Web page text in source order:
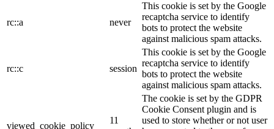
rc::a never
This cookie is set by the Google
recaptcha service to identify
bots to protect the website
against malicious spam attacks.
rc::c session
This cookie is set by the Google
recaptcha service to identify
bots to protect the website
against malicious spam attacks.
viewed_cookie_policy
11
The cookie is set by the GDPR
Cookie Consent plugin and is
used to store whether or not user